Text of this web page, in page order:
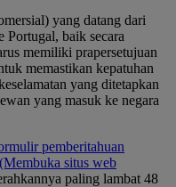
yang datang dari
Portugal, baik secara
memiliki prapersetujuan
memastikan kepatuhan
yang ditetapkan
yang masuk ke negara
pemberitahuan
(Membuka situs web
paling lambat 48